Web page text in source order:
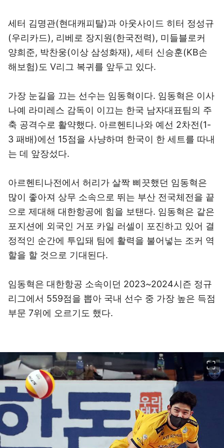
세터 김명관(현대캐피탈)과 아웃사이드 히터 정성규
(우리카드), 리베로 장지원(한국전력), 미들블로커
양희준, 박찬웅(이상 삼성화재), 세터 신승훈(KB손
해보험)도 V리그 복귀를 앞두고 있다.
가장 눈길을 끄는 선수는 임동혁이다. 임동혁은 이사
나예 라미레스 감독이 이끄는 한국 남자대표팀의 주
축 공격수로 활약했다. 아르헨티나와 예선 2차전(1-
3 패배)에선 15점을 사냥하며 한국이 한 세트를 따내
는 데 앞장섰다.
아르헨티나전에서 허리가 살짝 삐끗했던 임동혁은
많이 좋아져 상무 소속으로 뛰는 부산 전국체전을 끝
으로 제대해 대한항공에 힘을 보탠다. 임동혁은 같은
포지션에 외국인 거포 카일 러셀이 포진하고 있어 결
정적인 순간에 투입돼 팀에 활력을 불어넣는 조커 역
할을 할 것으로 기대된다.
임동혁은 대한항공 소속이던 2023~2024시즌 정규
리그에서 559점을 뽑아 국내 선수 중 가장 높은 득점
부문 7위에 오르기도 했다.